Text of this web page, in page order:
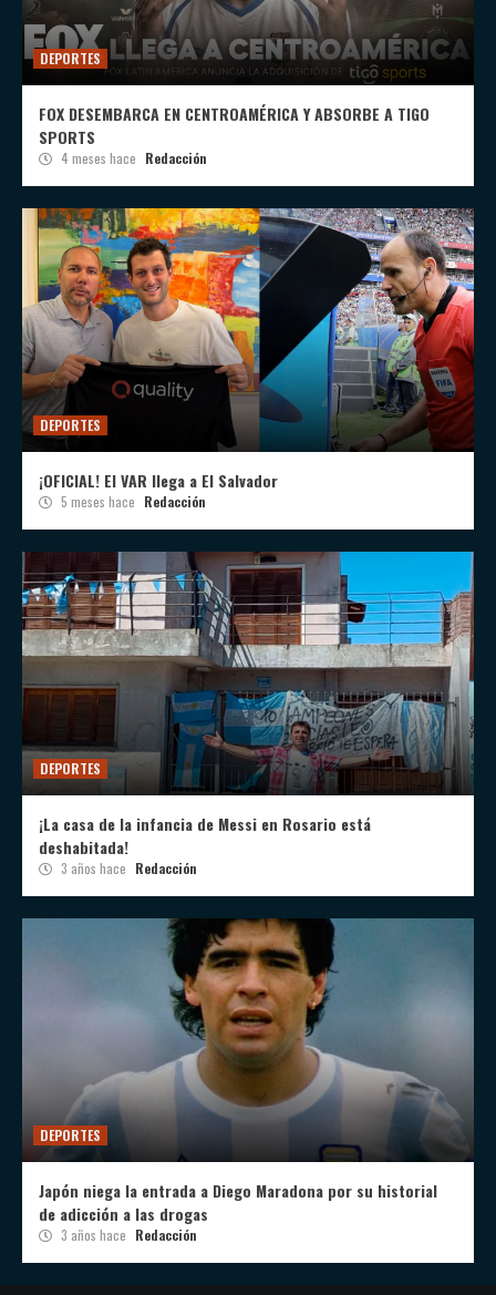
DEPORTES
FOX DESEMBARCA EN CENTROAMÉRICA Y ABSORBE A TIGO
SPORTS
4 meses hace Redacción
DEPORTES
¡OFICIAL! El VAR llega a El Salvador
5 meses hace Redacción
DEPORTES
¡La casa de la infancia de Messi en Rosario está
deshabitada!
3 años hace Redacción
DEPORTES
Japón niega la entrada a Diego Maradona por su historial
de adicción a las drogas
3 años hace Redacción